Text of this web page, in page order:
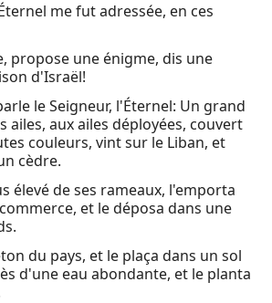
me fut adressée, en ces
propose une énigme, dis une
d'Israël!
le Seigneur, l'Éternel: Un grand
ailes, aux ailes déployées, couvert
couleurs, vint sur le Liban, et
cèdre.
élevé de ses rameaux, l'emporta
et le déposa dans une
du pays, et le plaça dans un sol
d'une eau abondante, et le planta